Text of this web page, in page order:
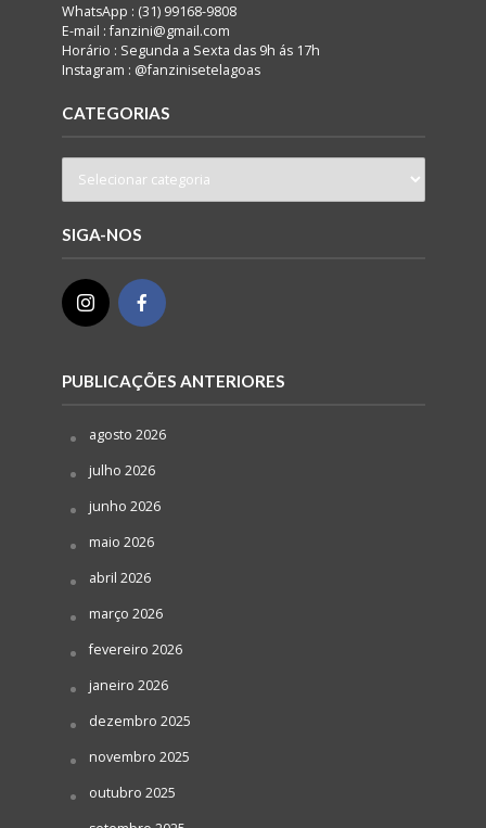
WhatsApp : (31) 99168-9808
E-mail : fanzini@gmail.com
Horário : Segunda a Sexta das 9h ás 17h
Instagram : @fanzinisetelagoas
CATEGORIAS
SIGA-NOS
PUBLICAÇÕES ANTERIORES
agosto 2026
julho 2026
junho 2026
maio 2026
abril 2026
março 2026
fevereiro 2026
janeiro 2026
dezembro 2025
novembro 2025
outubro 2025